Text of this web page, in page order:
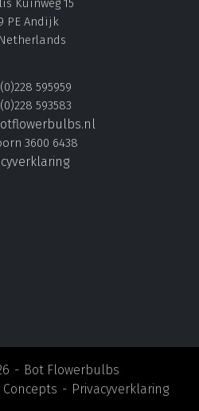
Kuinweg 15
PE Andijk
(0)228 595959
(0)228 593583
3600 6438
Bot Flowerbulbs
Privacyverklaring